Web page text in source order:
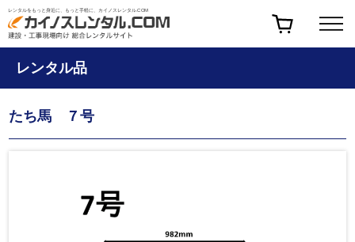
レンタルをもっと身近に、もっと手軽に、カイノスレンタル.COM
レンタル品
たち馬 ７号